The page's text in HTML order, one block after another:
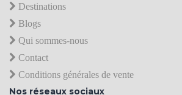
Destinations
Blogs
Qui sommes-nous
Contact
Conditions générales de vente
Nos réseaux sociaux